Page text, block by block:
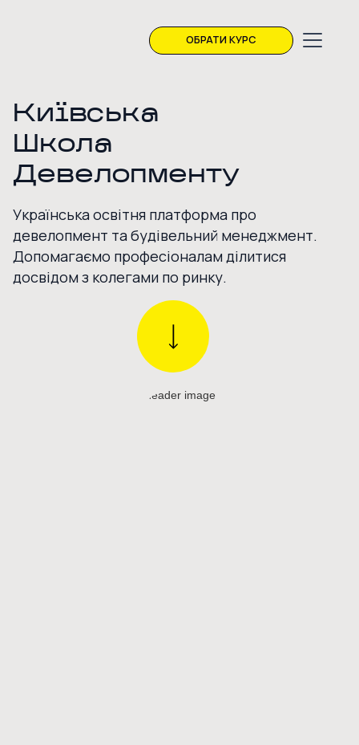
ОБРАТИ КУРС
Київська
Школа
Девелопменту
Українська освітня платформа про
девелопмент та будівельний менеджмент.
Допомагаємо професіоналам ділитися
досвідом з колегами по ринку.